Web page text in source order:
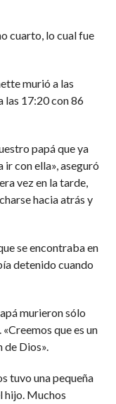
cuarto, lo cual fue
murió a las
las 17:20 con 86
papá que ya
ir con ella», aseguró
vez en la tarde,
hacia atrás y
se encontraba en
detenido cuando
murieron sólo
que es un
de Dios».
tuvo una pequeña
hijo. Muchos